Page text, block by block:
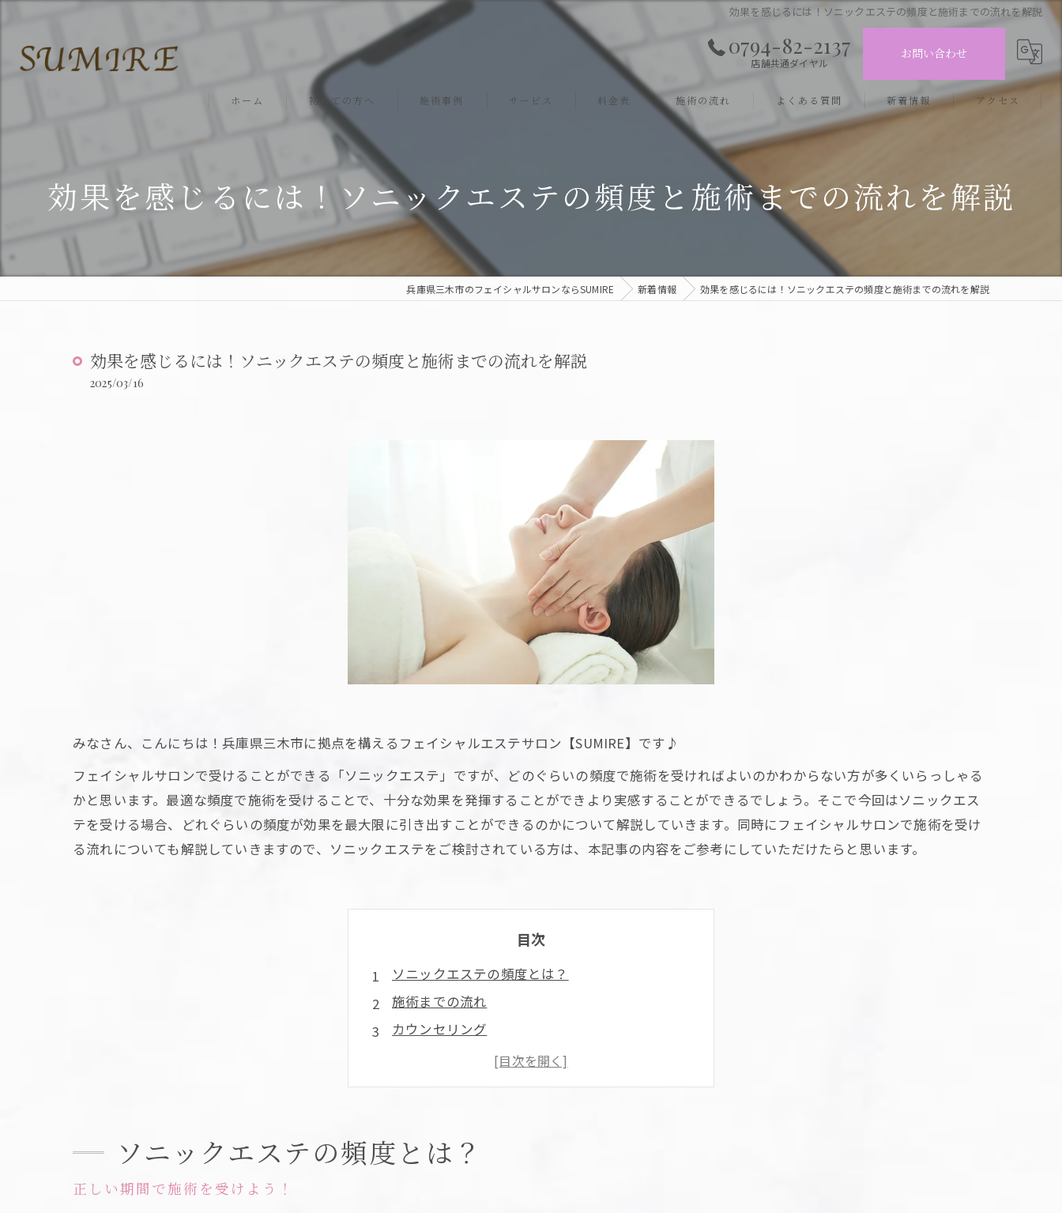
効果を感じるには！ソニックエステの頻度と施術までの流れを解説
0794-82-2137
店舗共通ダイヤル
お問い合わせ
ホーム 初めての方へ 施術事例 サービス
スクライバー
リフトアップ
メイクレッスン
料金表 施術の流れ よくある質問 新着情報 アクセス
フェイシャルサロン 小野店
効果を感じるには！ソニックエステの頻度と施術までの流れを解説
兵庫県三木市のフェイシャルサロンならSUMIRE 新着情報 効果を感じるには！ソニックエステの頻度と施術までの流れを解説
効果を感じるには！ソニックエステの頻度と施術までの流れを解説
2025/03/16
みなさん、こんにちは！兵庫県三木市に拠点を構えるフェイシャルエステサロン【SUMIRE】です♪
フェイシャルサロンで受けることができる「ソニックエステ」ですが、どのぐらいの頻度で施術を受ければよいのかわからない方が多くいらっしゃる
かと思います。最適な頻度で施術を受けることで、十分な効果を発揮することができより実感することができるでしょう。そこで今回はソニックエス
テを受ける場合、どれぐらいの頻度が効果を最大限に引き出すことができるのかについて解説していきます。同時にフェイシャルサロンで施術を受け
る流れについても解説していきますので、ソニックエステをご検討されている方は、本記事の内容をご参考にしていただけたらと思います。
目次
ソニックエステの頻度とは？
施術までの流れ
カウンセリング
クレンジング（スクライバー）
ソニック
まとめ
ソニックエステの頻度とは？
正しい期間で施術を受けよう！